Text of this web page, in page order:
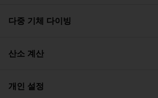
다중 기체 다이빙
산소 계산
개인 설정